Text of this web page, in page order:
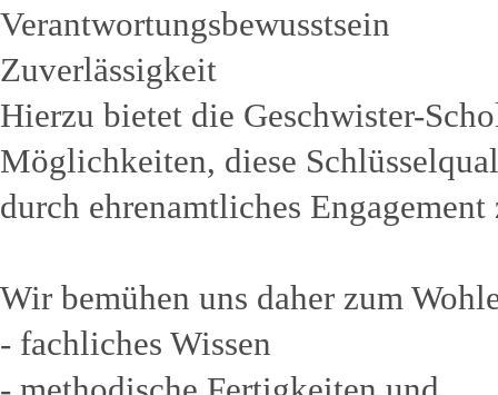
Verantwortungsbewusstsein
Zuverlässigkeit
Hierzu bietet die Geschwister-
Möglichkeiten, diese
durch ehrenamtliches
Wir bemühen uns daher zum
- fachliches Wissen